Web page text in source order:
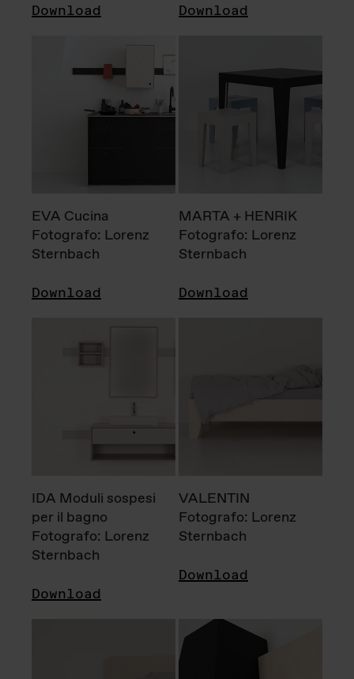
Download Download
EVA Cucina
Fotografo: Lorenz
Sternbach
Download
MARTA + HENRIK
Fotografo: Lorenz
Sternbach
Download
IDA Moduli sospesi
per il bagno
Fotografo: Lorenz
Sternbach
Download
VALENTIN
Fotografo: Lorenz
Sternbach
Download